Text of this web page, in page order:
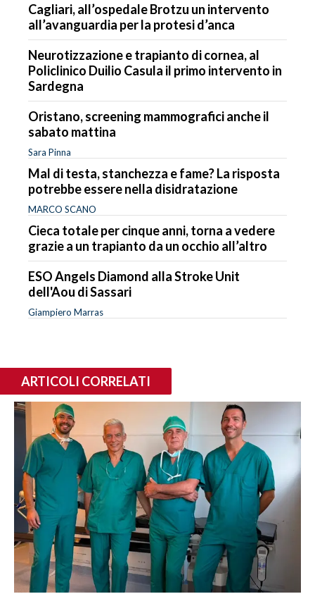
Cagliari, all’ospedale Brotzu un intervento
all’avanguardia per la protesi d’anca
Neurotizzazione e trapianto di cornea, al
Policlinico Duilio Casula il primo intervento in
Sardegna
Oristano, screening mammografici anche il
sabato mattina
Sara Pinna
Mal di testa, stanchezza e fame? La risposta
potrebbe essere nella disidratazione
MARCO SCANO
Cieca totale per cinque anni, torna a vedere
grazie a un trapianto da un occhio all’altro
ESO Angels Diamond alla Stroke Unit
dell'Aou di Sassari
Giampiero Marras
ARTICOLI CORRELATI